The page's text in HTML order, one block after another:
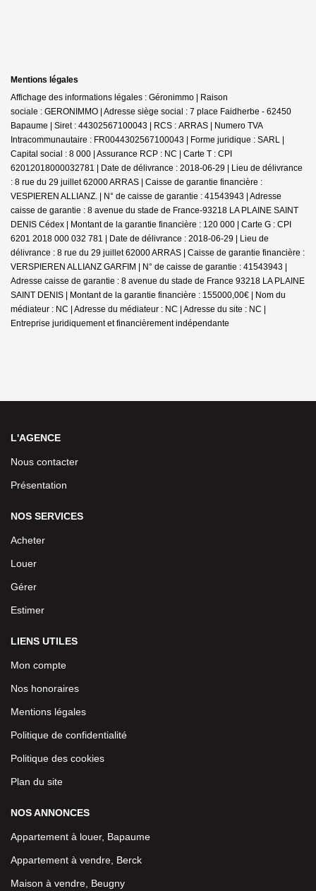
Mentions légales
Affichage des informations légales : Géronimmo | Raison
sociale : GERONIMMO | Adresse siège social : 7 place Faidherbe - 62450
Bapaume | Siret : 44302567100043 | RCS : ARRAS | Numero TVA
Intracommunautaire : FR0044302567100043 | Forme juridique : SARL |
Capital social : 8 000 | Assurance RCP : NC | Carte T : CPI
62012018000032781 | Date de délivrance : 2018-06-29 | Lieu de délivrance
: 8 rue du 29 juillet 62000 ARRAS | Caisse de garantie financière :
VESPIEREN ALLIANZ. | N° de caisse de garantie : 41543943 | Adresse
caisse de garantie : 8 avenue du stade de France-93218 LA PLAINE SAINT
DENIS Cédex | Montant de la garantie financière : 120 000 | Carte G : CPI
6201 2018 000 032 781 | Date de délivrance : 2018-06-29 | Lieu de
délivrance : 8 rue du 29 juillet 62000 ARRAS | Caisse de garantie financière :
VERSPIEREN ALLIANZ GARFIM | N° de caisse de garantie : 41543943 |
Adresse caisse de garantie : 8 avenue du stade de France 93218 LA PLAINE
SAINT DENIS | Montant de la garantie financière : 155000,00€ | Nom du
médiateur : NC | Adresse du médiateur : NC | Adresse du site : NC |
Entreprise juridiquement et financièrement indépendante
L'AGENCE
Nous contacter
Présentation
NOS SERVICES
Acheter
Louer
Gérer
Estimer
LIENS UTILES
Mon compte
Nos honoraires
Mentions légales
Politique de confidentialité
Politique des cookies
Plan du site
NOS ANNONCES
Appartement à louer, Bapaume
Appartement à vendre, Berck
Maison à vendre, Beugny